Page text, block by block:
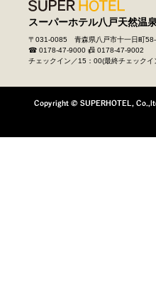
スーパーホテル八戸天然温泉
〒031-0085 青森県八戸市十一日町
☎ 0178-47-9000 📠 0178-47-9002
チェックイン／15：00(最終チェック